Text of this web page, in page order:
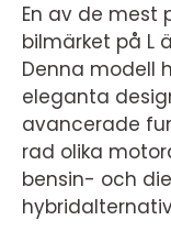
En av de mest
bilmärket på L
Denna modell
eleganta
avancerade
rad olika
bensin- och